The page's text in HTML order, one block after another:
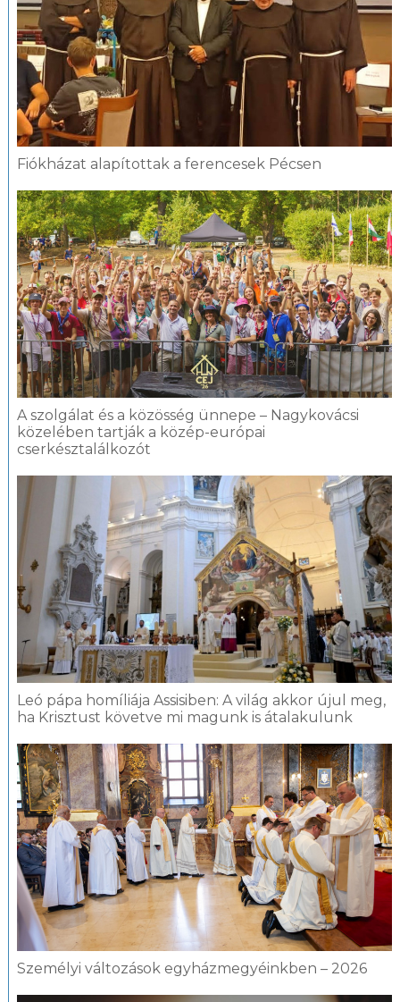
Fiókházat alapítottak a ferencesek Pécsen
A szolgálat és a közösség ünnepe – Nagykovácsi
közelében tartják a közép-európai
cserkésztalálkozót
Leó pápa homíliája Assisiben: A világ akkor újul meg,
ha Krisztust követve mi magunk is átalakulunk
Személyi változások egyházmegyéinkben – 2026